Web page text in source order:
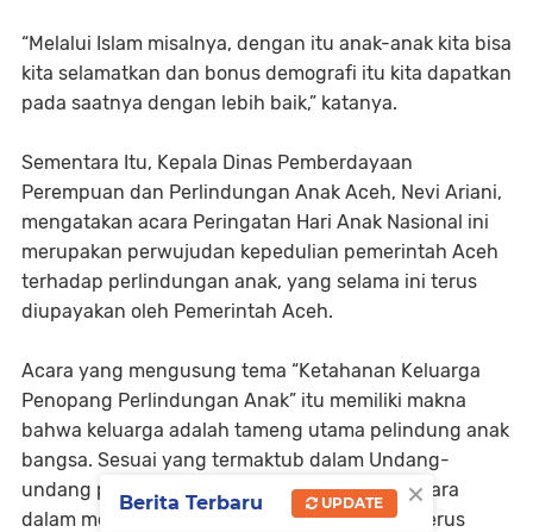
“Melalui Islam misalnya, dengan itu anak-anak kita bisa
kita selamatkan dan bonus demografi itu kita dapatkan
pada saatnya dengan lebih baik,” katanya.
Sementara Itu, Kepala Dinas Pemberdayaan
Perempuan dan Perlindungan Anak Aceh, Nevi Ariani,
mengatakan acara Peringatan Hari Anak Nasional ini
merupakan perwujudan kepedulian pemerintah Aceh
terhadap perlindungan anak, yang selama ini terus
diupayakan oleh Pemerintah Aceh.
Acara yang mengusung tema “Ketahanan Keluarga
Penopang Perlindungan Anak” itu memiliki makna
bahwa keluarga adalah tameng utama pelindung anak
bangsa. Sesuai yang termaktub dalam Undang-
undang pasal 28 ayat 2 bahwa ada peran negara
dalam melindungi anak sebagai generasi penerus
×
Berita Terbaru UPDATE